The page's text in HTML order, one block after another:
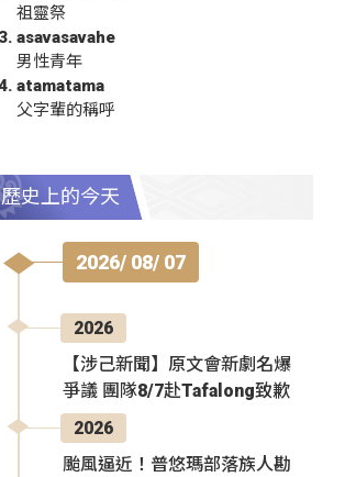
祖靈祭
asavasavahe
男性青年
atamatama
父字輩的稱呼
歷史上的今天
2026/ 08/ 07
2026
【涉己新聞】原文會新劇名爆
爭議 團隊8/7赴Tafalong致歉
2026
颱風逼近！普悠瑪部落族人勘